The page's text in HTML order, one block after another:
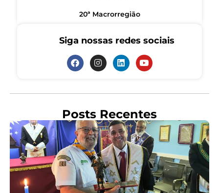
20ª Macrorregião
Siga nossas redes sociais
Posts Recentes